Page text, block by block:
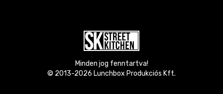
Minden jog fenntartva!
© 2013-2026 Lunchbox Produkciós Kft.